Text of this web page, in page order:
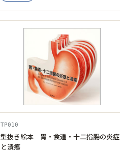
TP010
型抜き絵本 胃・食道・十二指腸の炎症
と潰瘍